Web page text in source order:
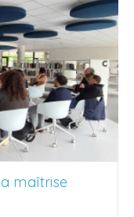
maîtrise